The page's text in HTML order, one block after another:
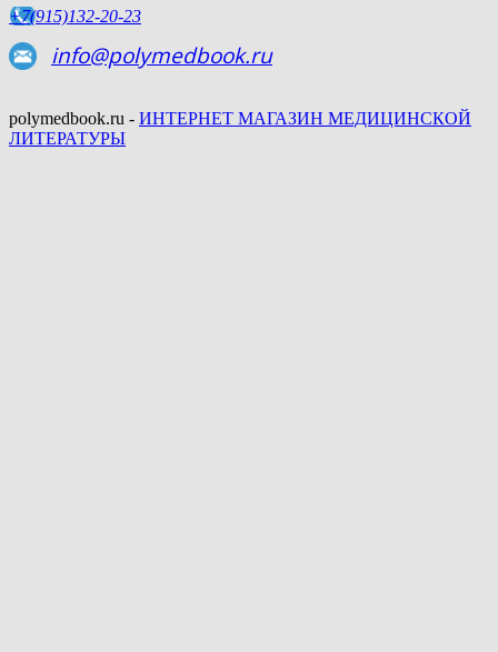
+7(915)132-20-23
info@polymedbook.ru
polymedbook.ru - ИНТЕРНЕТ МАГАЗИН МЕДИЦИНСКОЙ
ЛИТЕРАТУРЫ